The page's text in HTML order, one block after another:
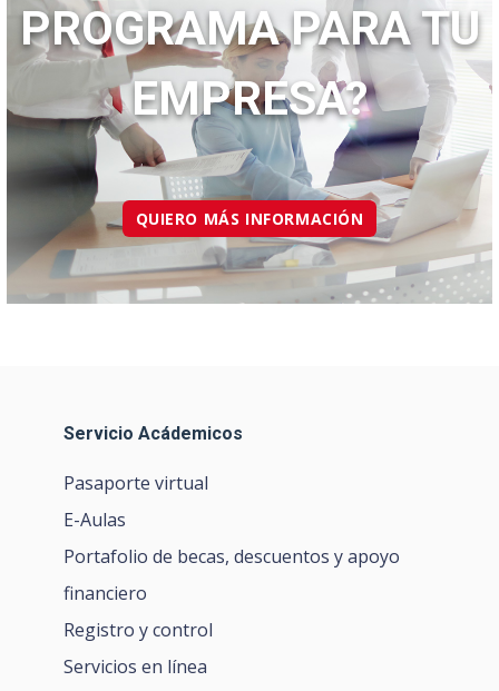
PROGRAMA PARA TU
EMPRESA?
QUIERO MÁS INFORMACIÓN
Servicio Acádemicos
Pasaporte virtual
E-Aulas
Portafolio de becas, descuentos y apoyo
financiero
Registro y control
Servicios en línea